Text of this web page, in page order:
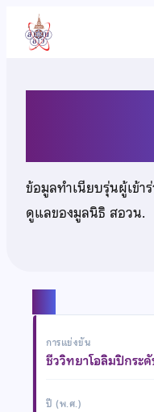
เนื้อหา
ข้อมูลทำเนียบรุ่นผู้เข้า
ดูแลของมูลนิธิ สอวน.
การแข่งขัน
ชีววิทยาโอลิมปิกระ
ปี (พ.ศ.)